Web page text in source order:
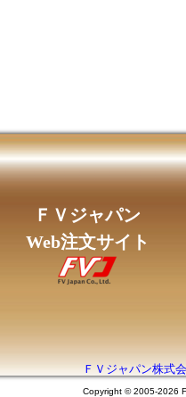
ＦＶジャパン
Web注文サイト
ＦＶジャパン株式
Copyright © 2005-2026